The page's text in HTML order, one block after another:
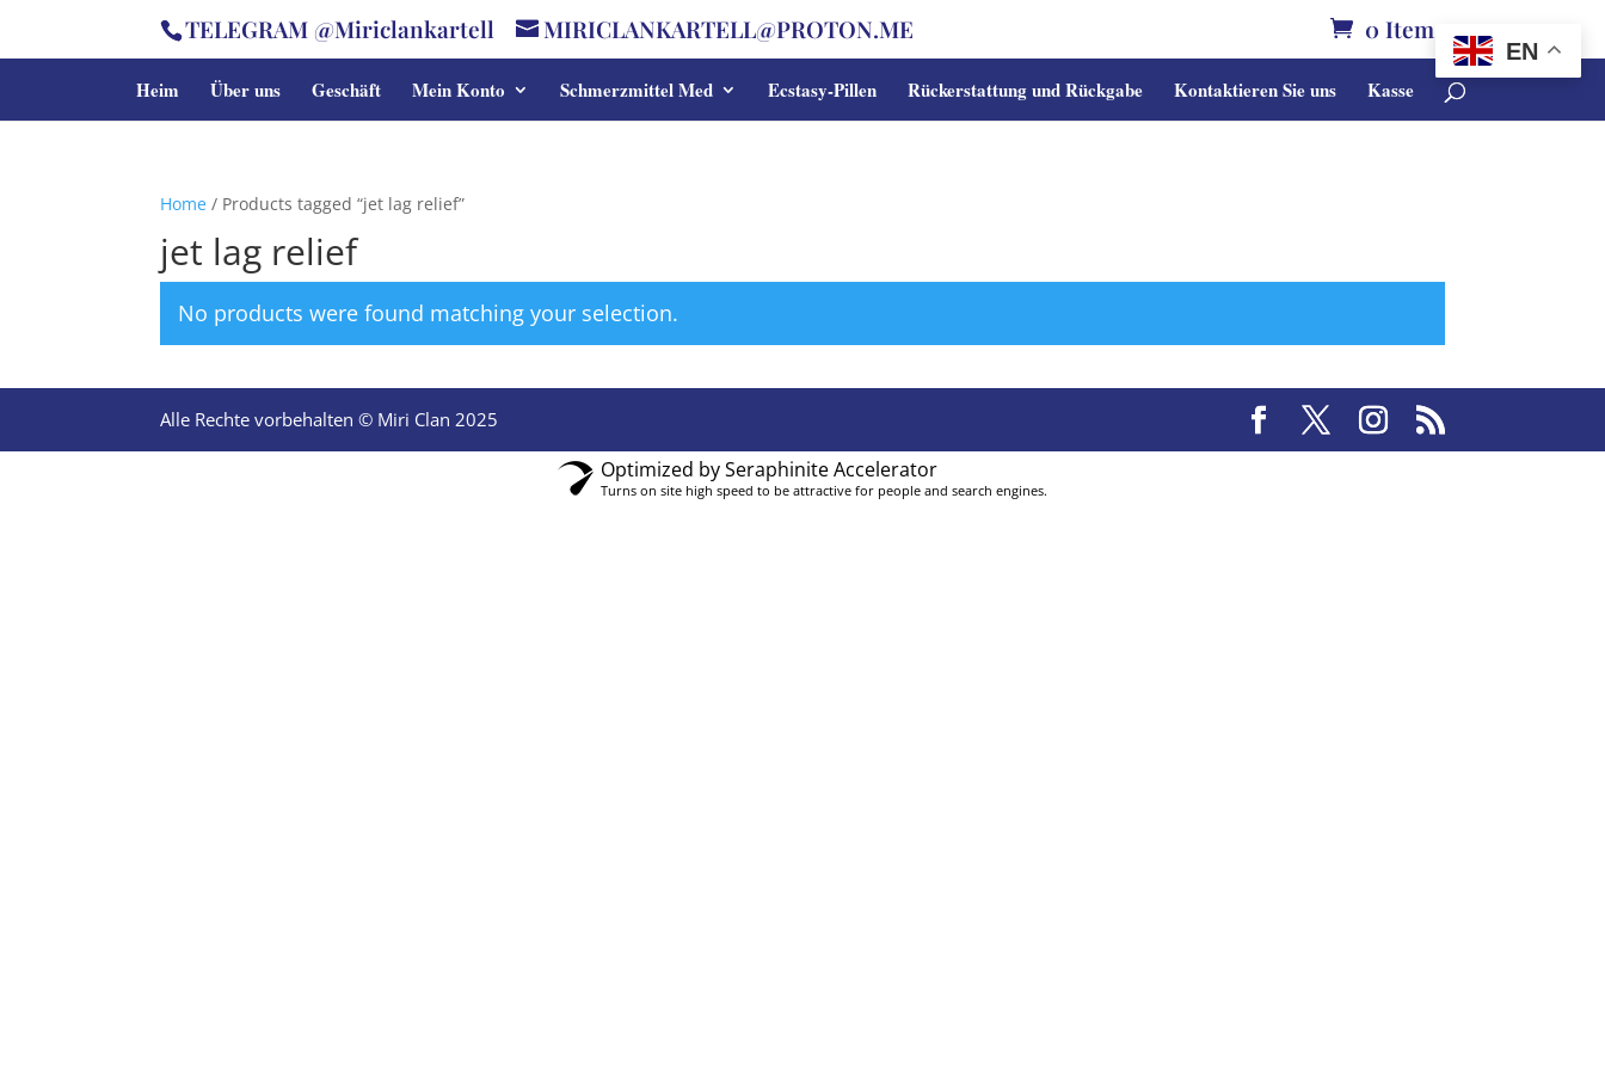
TELEGRAM @Miriclankartell MIRICLANKARTELL@PROTON.ME 0 Items
Heim Über uns Geschäft Mein Konto Schmerzmittel Med Ecstasy-Pillen Rückerstattung und Rückgabe Kontaktieren Sie uns Kasse
Home / Products tagged “jet lag relief”
jet lag relief
No products were found matching your selection.
Alle Rechte vorbehalten © Miri Clan 2025
EN
Optimized by Seraphinite Accelerator
Turns on site high speed to be attractive for people and search engines.